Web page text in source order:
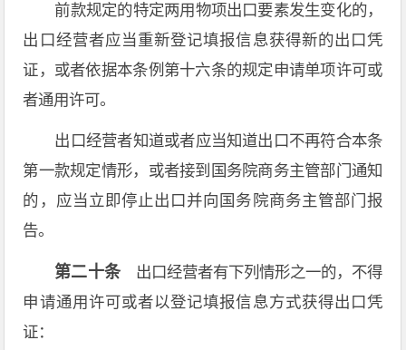
前款规定的特定两用物项出口要素发生变化的，
出口经营者应当重新登记填报信息获得新的出口凭
证，或者依据本条例第十六条的规定申请单项许可或
者通用许可。
出口经营者知道或者应当知道出口不再符合本条
第一款规定情形，或者接到国务院商务主管部门通知
的，应当立即停止出口并向国务院商务主管部门报
告。
第二十条出口经营者有下列情形之一的，不得
申请通用许可或者以登记填报信息方式获得出口凭
证：